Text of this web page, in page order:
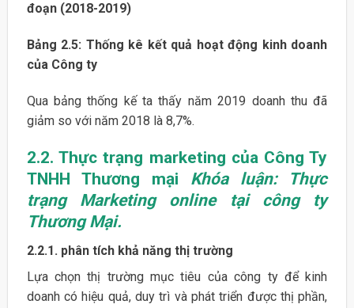
đoạn (2018-2019)
Bảng 2.5: Thống kê kết quả hoạt động kinh doanh
của Công ty
Qua bảng thống kế ta thấy năm 2019 doanh thu đã
giảm so với năm 2018 là 8,7%.
2.2. Thực trạng marketing của Công Ty
TNHH Thương mại Khóa luận: Thực
trạng Marketing online tại công ty
Thương Mại.
2.2.1. phân tích khả năng thị trường
Lựa chọn thị trường mục tiêu của công ty để kinh
doanh có hiệu quả, duy trì và phát triển được thị phần,